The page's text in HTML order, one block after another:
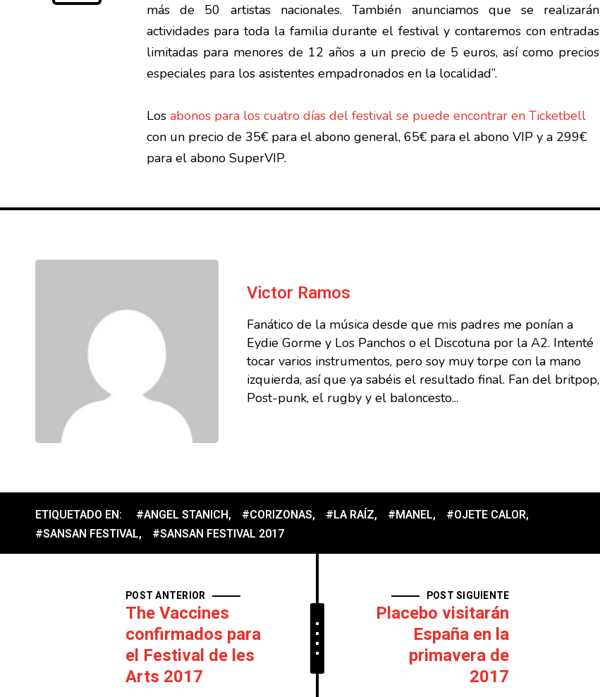
más de 50 artistas nacionales. También anunciamos que se realizarán
actividades para toda la familia durante el festival y contaremos con entradas
limitadas para menores de 12 años a un precio de 5 euros, así como precios
especiales para los asistentes empadronados en la localidad”.
Los abonos para los cuatro días del festival se puede encontrar en Ticketbell
con un precio de 35€ para el abono general, 65€ para el abono VIP y a 299€
para el abono SuperVIP.
Victor Ramos
Fanático de la música desde que mis padres me ponían a
Eydie Gorme y Los Panchos o el Discotuna por la A2. Intenté
tocar varios instrumentos, pero soy muy torpe con la mano
izquierda, así que ya sabéis el resultado final. Fan del britpop,
Post-punk, el rugby y el baloncesto...
ETIQUETADO EN: #ANGEL STANICH, #CORIZONAS, #LA RAÍZ, #MANEL, #OJETE CALOR,
#SANSAN FESTIVAL, #SANSAN FESTIVAL 2017
POST ANTERIOR
The Vaccines
confirmados para
el Festival de les
Arts 2017
POST SIGUIENTE
Placebo visitarán
España en la
primavera de
2017